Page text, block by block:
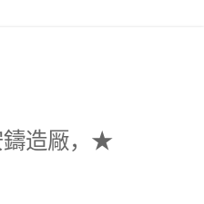
造厰，★